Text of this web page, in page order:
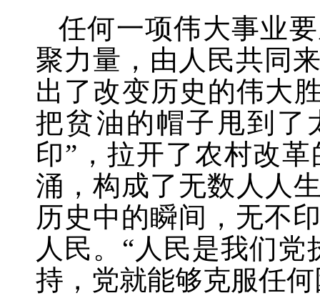
任何一项伟大事业
聚力量，由人民共同
出了改变历史的伟大
把贫油的帽子甩到了
印”，拉开了农村改
涌，构成了无数人人
历史中的瞬间，无不
人民。“人民是我们
持，党就能够克服任